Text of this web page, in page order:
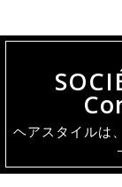
ヘアスタイルは